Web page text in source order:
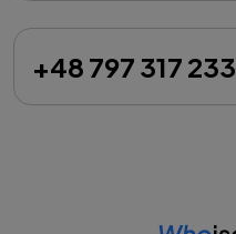
+48 797 317 233